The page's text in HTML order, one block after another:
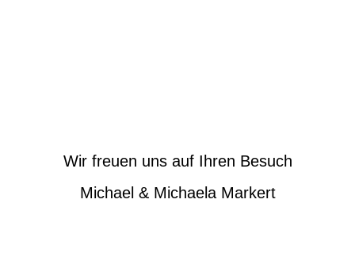
Wir freuen uns auf Ihren Besuch
Michael & Michaela Markert